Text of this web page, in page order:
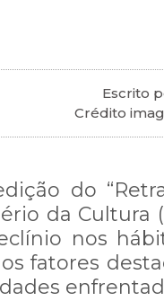
Escrito
Crédito
do
da Cultura
nos
fatores